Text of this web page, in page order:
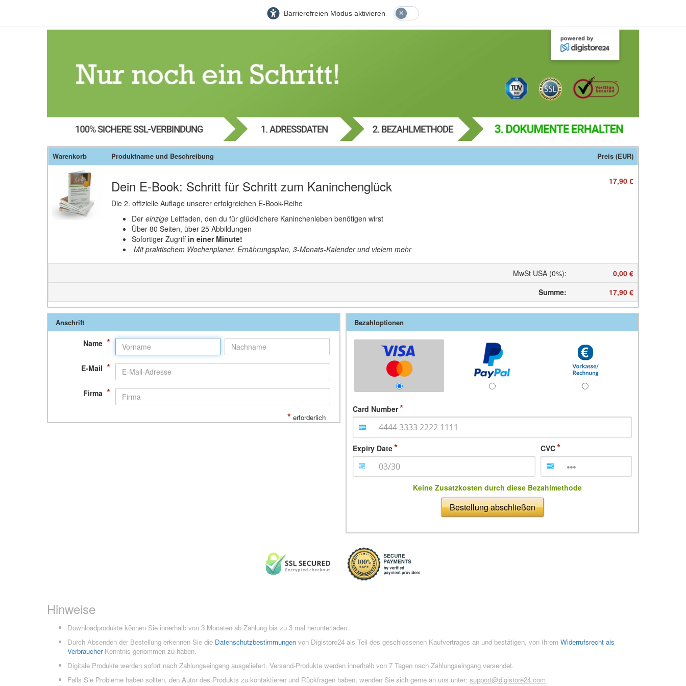
Barrierefreien Modus aktivieren
Warenkorb Produktname und Beschreibung Preis (EUR)
Dein E-Book: Schritt für Schritt zum Kaninchenglück
Die 2. offizielle Auflage unserer erfolgreichen E-Book-Reihe
Der einzige Leitfaden, den du für glücklichere Kaninchenleben benötigen wirst
Über 80 Seiten, über 25 Abbildungen
Sofortiger Zugriff in einer Minute!
Mit praktischem Wochenplaner, Ernährungsplan, 3-Monats-Kalender und vielem mehr
17,90 €
MwSt USA (0%):
0,00 €
Summe: 17,90 €
Anschrift
Name *
E-Mail *
Firma *
* erforderlich
Bezahloptionen
Card Number
Expiry Date CVC
Keine Zusatzkosten durch diese Bezahlmethode
Bestellung abschließen
Hinweise
Downloadprodukte können Sie innerhalb von 3 Monaten ab Zahlung bis zu 3 mal herunterladen.
Durch Absenden der Bestellung erkennen Sie die Datenschutzbestimmungen von Digistore24 als Teil des geschlossenen Kaufvertrages an und bestätigen, von Ihrem Widerrufsrecht als
VerbraucherKenntnis genommen zu haben.
Digitale Produkte werden sofort nach Zahlungseingang ausgeliefert. Versand-Produkte werden innerhalb von 7 Tagen nach Zahlungseingang versendet.
Falls Sie Probleme haben sollten, den Autor des Produkts zu kontaktieren und Rückfragen haben, wenden Sie sich gerne an uns unter: support@digistore24.com